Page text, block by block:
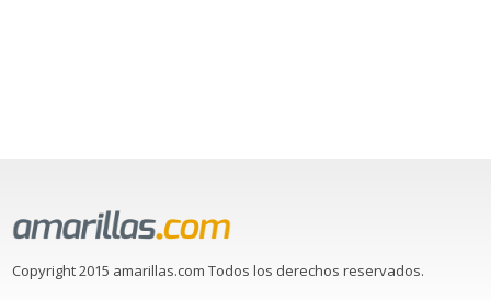
Copyright 2015 amarillas.com Todos los derechos reservados.